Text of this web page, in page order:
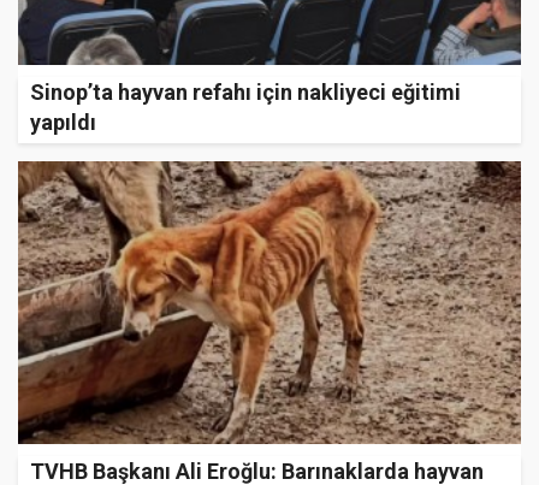
Sinop’ta hayvan refahı için nakliyeci eğitimi
yapıldı
TVHB Başkanı Ali Eroğlu: Barınaklarda hayvan